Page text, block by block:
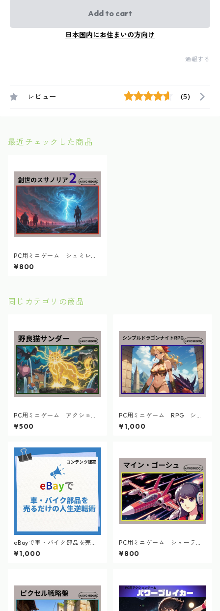
Add to cart
日本国内にお住まいの方向け
通報する
レビュー (5)
最近チェックした商品
PC用ミニゲーム シュミレー
ション 創世のスサノリア2
¥800
同じカテゴリの商品
PC用ミニゲーム アクショ
ン 野良猫サンダー
¥500
PC用ミニゲーム RPG シン
プルドラゴンナイトRPG
¥1,000
eBayで車・バイク部品を売る
だけの人生逆転術
¥1,000
PC用ミニゲーム シューティ
ング マイン・ゴーシ
¥800